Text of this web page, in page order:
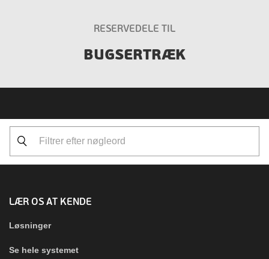
RESERVEDELE TIL
BUGSERTRÆK
LÆR OS AT KENDE
Løsninger
Se hele systemet